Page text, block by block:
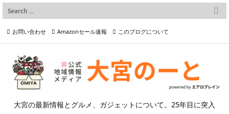
大宮の最新情報とグルメ、ガジェットについて。25年目に突入

メニュー

検索
お問い合わせ Amazonセール速報 このブログについて
プライバシーポリシー等